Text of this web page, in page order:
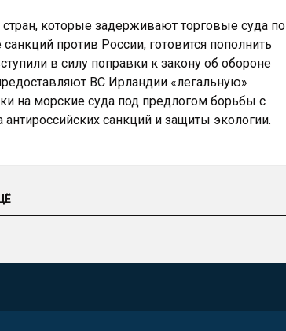
которые задерживают торговые суда по
против России, готовится пополнить
в силу поправки к закону об обороне
ВС Ирландии «легальную»
на морские суда под предлогом борьбы с
санкций и защиты экологии.